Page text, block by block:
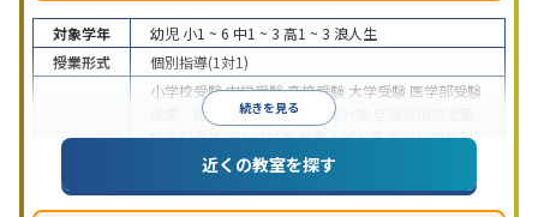
続きを見る
対象学年 幼児 小1 ~ 6 中1 ~ 3 高1 ~ 3 浪人生
授業形式
個別指導(1対1)
小学校受験中学受験高校受験 大学受験 医学部受験
授業・定期テスト対策
内申点対策
総合型選抜(旧AO)対策推薦入試対策学校別特化対
国公立大対策私大対策 共通テスト対策
語・英会話特化対策その他科目別特化対策
近くの教室を探す